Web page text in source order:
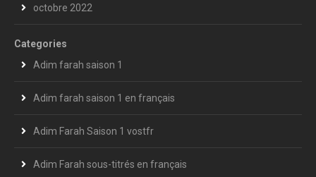
octobre 2022
Categories
Adim farah saison 1
Adim farah saison 1 en français
Adim Farah Saison 1 vostfr
Adim Farah sous-titrés en français